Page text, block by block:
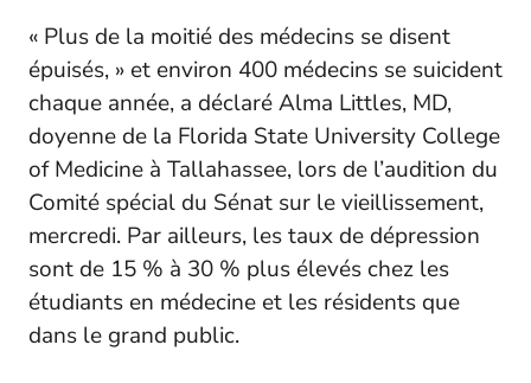
« Plus de la moitié des médecins se disent
épuisés, » et environ 400 médecins se suicident
chaque année, a déclaré Alma Littles, MD,
doyenne de la Florida State University College
of Medicine à Tallahassee, lors de l’audition du
Comité spécial du Sénat sur le vieillissement,
mercredi. Par ailleurs, les taux de dépression
sont de 15 % à 30 % plus élevés chez les
étudiants en médecine et les résidents que
dans le grand public.